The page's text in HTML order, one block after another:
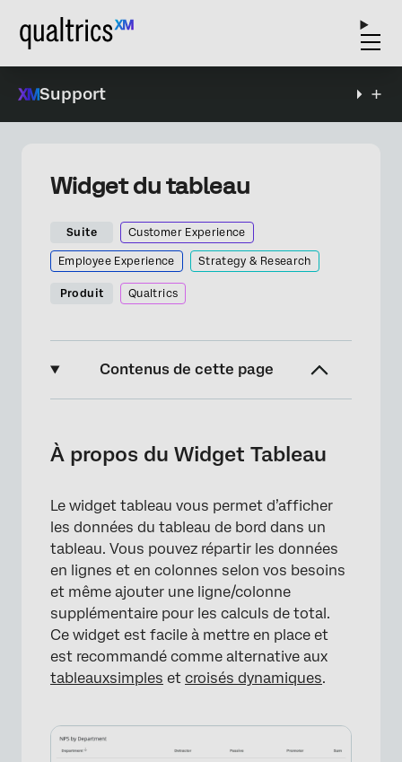
Support
Widget du tableau
Suite Customer Experience
Employee Experience Strategy & Research
Produit Qualtrics
Contenus de cette page
Types de tableaux de bord
Configuration de base
Personnalisation d’un widget
Options d’affichage
Formatage conditionnel
Exportation des tableaux de données
FAQs
À propos du Widget Tableau
Le widget tableau vous permet d’afficher
les données du tableau de bord dans un
tableau. Vous pouvez répartir les données
en lignes et en colonnes selon vos besoins
et même ajouter une ligne/colonne
supplémentaire pour les calculs de total.
Ce widget est facile à mettre en place et
est recommandé comme alternative aux
tableauxsimples et croisés dynamiques.